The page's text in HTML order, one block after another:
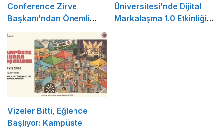
Conference Zirve
Başkanı’ndan Önemli
Açıklama
Üniversitesi’nde Dijital
Markalaşma 1.0 Etkinliği
Vizeler Bitti, Eğlence
Başlıyor: Kampüste